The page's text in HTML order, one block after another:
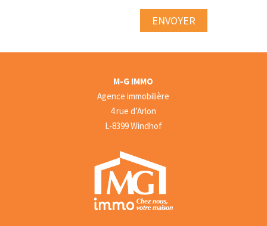
M-G IMMO
Agence immobilière
4 rue d’Arlon
L-8399 Windhof